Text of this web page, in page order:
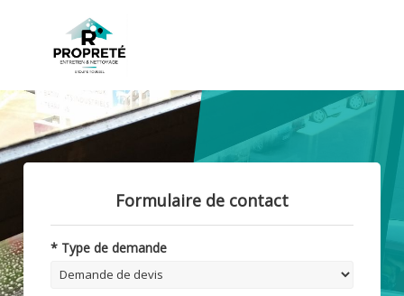
Formulaire de contact
* Type de demande